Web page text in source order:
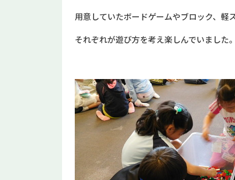
用意していたボードゲームやブロック、軽
それぞれが遊び方を考え楽しんでいました。